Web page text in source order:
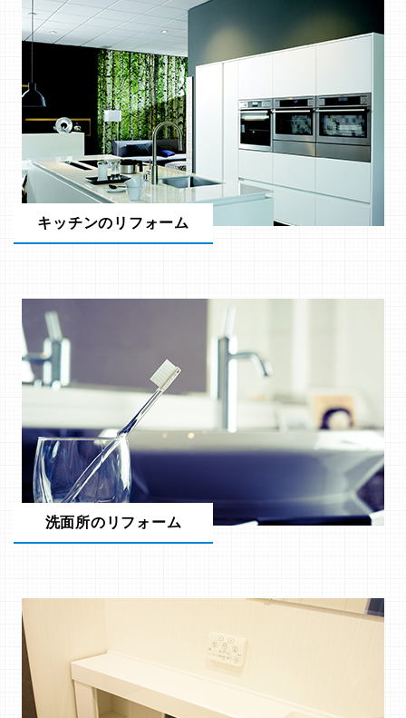
キッチンのリフォーム
洗面所のリフォーム